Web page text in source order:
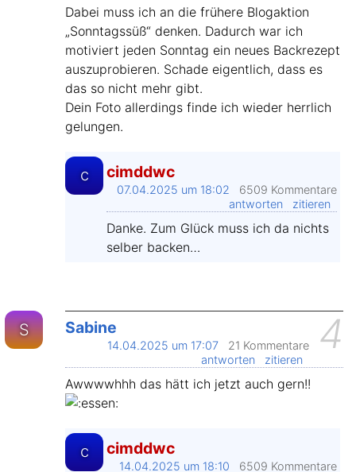
Dabei muss ich an die frühere Blogaktion
„Sonntagssüß“ denken. Dadurch war ich
motiviert jeden Sonntag ein neues Backrezept
auszuprobieren. Schade eigentlich, dass es
das so nicht mehr gibt.
Dein Foto allerdings finde ich wieder herrlich
gelungen.
c cimddwc
07.04.2025 um 18:02
6509 Kommentare
antworten
zitieren
Danke. Zum Glück muss ich da nichts
selber backen…
S Sabine 4
14.04.2025 um 17:07
21 Kommentare
antworten
zitieren
Awwwwhhh das hätt ich jetzt auch gern!!
c cimddwc
14.04.2025 um 18:10 6509 Kommentare